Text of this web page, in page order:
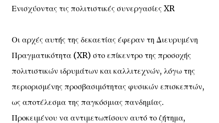
Ενισχύοντας τις πολιτιστικές συνεργασίες XR
Οι αρχές αυτής της δεκαετίας έφεραν τη Διευρυμένη
Πραγματικότητα (XR) στο επίκεντρο της προσοχής
πολιτιστικών ιδρυμάτων και καλλιτεχνών, λόγω της
περιορισμένης προσβασιμότητας φυσικών επισκεπτών,
ως αποτέλεσμα της παγκόσμιας πανδημίας.
Προκειμένου να αντιμετωπίσουν αυτό το ζήτημα,